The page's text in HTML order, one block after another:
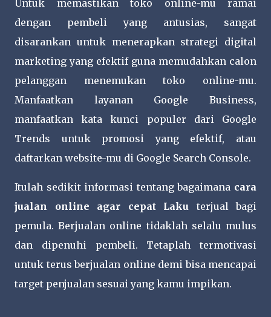
Untuk memastikan toko online-mu ramai
dengan pembeli yang antusias, sangat
disarankan untuk menerapkan strategi digital
marketing yang efektif guna memudahkan calon
pelanggan menemukan toko online-mu.
Manfaatkan layanan Google Business,
manfaatkan kata kunci populer dari Google
Trends untuk promosi yang efektif, atau
daftarkan website-mu di Google Search Console.
Itulah sedikit informasi tentang bagaimana cara
jualan online agar cepat Laku terjual bagi
pemula. Berjualan online tidaklah selalu mulus
dan dipenuhi pembeli. Tetaplah termotivasi
untuk terus berjualan online demi bisa mencapai
target penjualan sesuai yang kamu impikan.